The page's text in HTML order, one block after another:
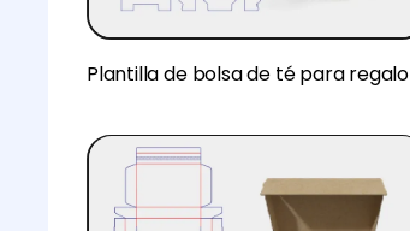
Plantilla de bolsa de té para regalo